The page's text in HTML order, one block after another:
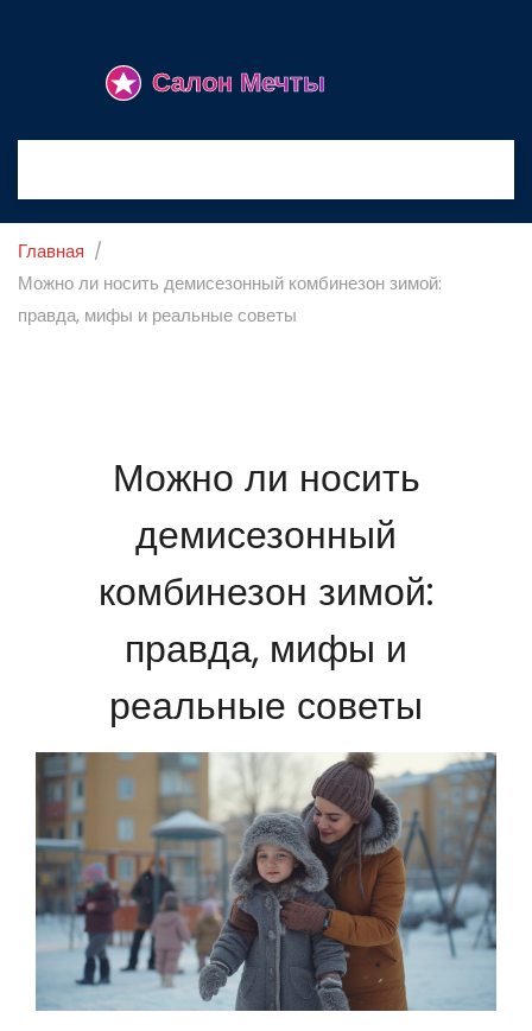
Главная
Можно ли носить демисезонный комбинезон зимой:
правда, мифы и реальные советы
Можно ли носить
демисезонный
комбинезон зимой:
правда, мифы и
реальные советы